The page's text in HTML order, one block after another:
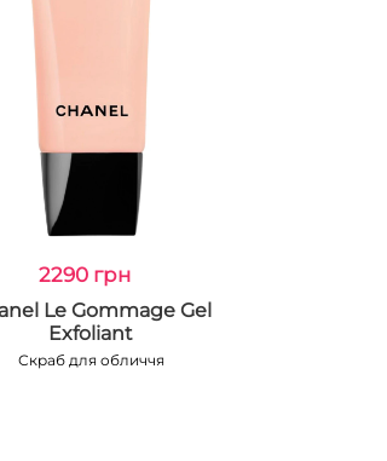
2290 грн
Le Gommage Gel
Exfoliant
Скраб для обличчя